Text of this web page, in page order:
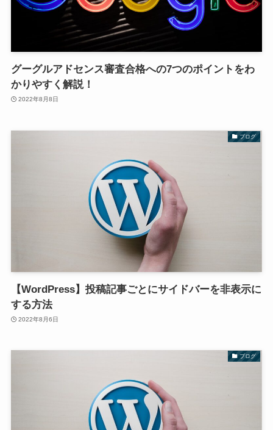
グーグルアドセンス審査合格への7つのポイントをわ
かりやすく解説！
2022年8月8日
ブログ
【WordPress】投稿記事ごとにサイドバーを非表示に
する方法
2022年8月6日
ブログ